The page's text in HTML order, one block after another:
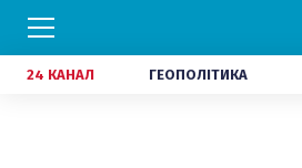
24 КАНАЛ ГЕОПОЛІТИКА